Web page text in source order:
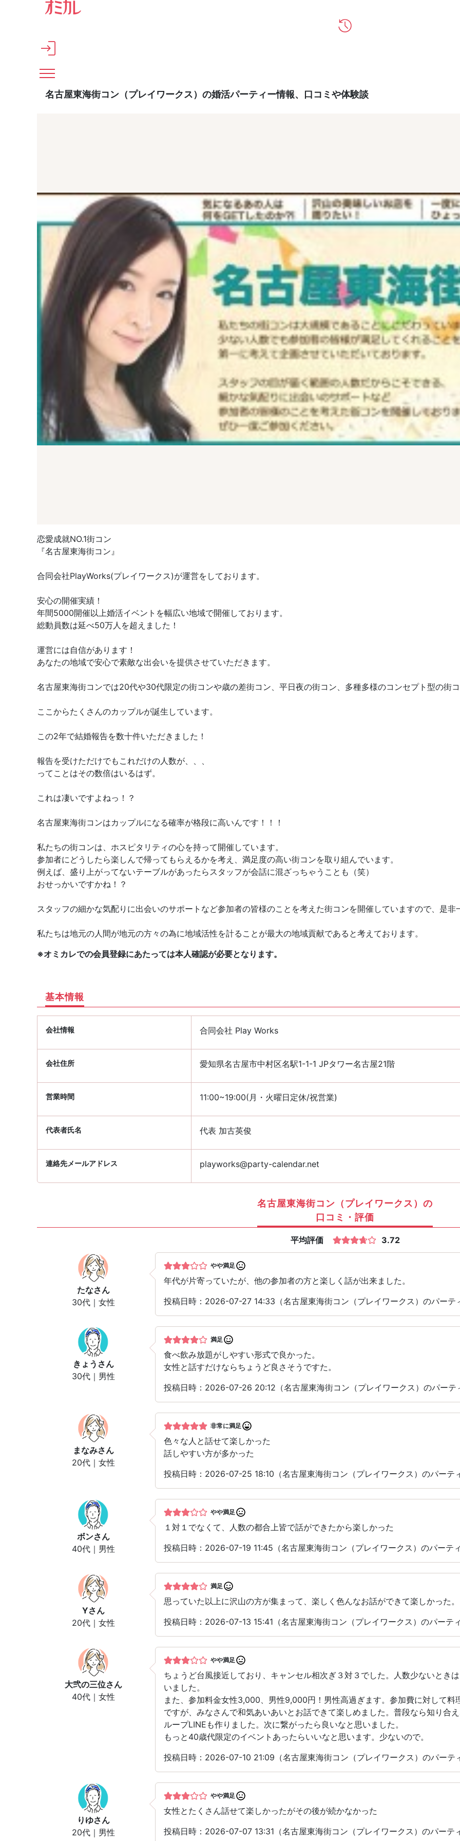
メインコンテンツへスキップ
名古屋東海街コン（プレイワークス）の婚活パーティー情報、口コミや体験談
恋愛成就NO.1街コン
『名古屋東海街コン』
合同会社PlayWorks(プレイワークス)が運営をしております。
安心の開催実績！
年間5000開催以上婚活イベントを幅広い地域で開催しております。
総動員数は延べ50万人を超えました！
運営には自信があります！
あなたの地域で安心で素敵な出会いを提供させていただきます。
名古屋東海街コンでは20代や30代限定の街コンや歳の差街コン、平日夜の街コン、多種多様のコンセプト型の街
ここからたくさんのカップルが誕生しています。
この2年で結婚報告を数十件いただきました！
報告を受けただけでもこれだけの人数が、、、
ってことはその数倍はいるはず。
これは凄いですよねっ！？
名古屋東海街コンはカップルになる確率が格段に高いんです！！！
私たちの街コンは、ホスピタリティの心を持って開催しています。
参加者にどうしたら楽しんで帰ってもらえるかを考え、満足度の高い街コンを取り組んでいます。
例えば、盛り上がってないテーブルがあったらスタッフが会話に混ざっちゃうことも（笑）
おせっかいですかね！？
スタッフの細かな気配りに出会いのサポートなど参加者の皆様のことを考えた街コンを開催していますので、是非
私たちは地元の人間が地元の方々の為に地域活性を計ることが最大の地域貢献であると考えております。
※オミカレでの会員登録にあたっては本人確認が必要となります。
基本情報
会社情報 合同会社 Play Works
会社住所 愛知県名古屋市中村区名駅1-1-1 JPタワー名古屋21階
営業時間 11:00~19:00(月・火曜日定休/祝営業)
代表者氏名 代表 加古英俊
連絡先メールアドレス playworks@party-calendar.net
名古屋東海街コン（プレイワークス）の
口コミ・評価
平均評価 3.72
たなさん
30代｜女性
やや満足
年代が片寄っていたが、他の参加者の方と楽しく話が出来ました。
投稿日時：2026-07-27 14:33（名古屋東海街コン（プレイワークス）のパーテ
きょう さん
30代｜男性
満足
食べ飲み放題がしやすい形式で良かった。
女性と話すだけならちょうど良さそうですた。
投稿日時：2026-07-26 20:12（名古屋東海街コン（プレイワークス）のパーテ
まなみさん
20代｜女性
非常に満足
色々な人と話せて楽しかった
話しやすい方が多かった
投稿日時：2026-07-25 18:10（名古屋東海街コン（プレイワークス）のパーテ
ボンさん
40代｜男性
やや満足
１対１でなくて、人数の都合上皆で話ができたから楽しかった
投稿日時：2026-07-19 11:45（名古屋東海街コン（プレイワークス）のパーティ
Yさん
20代｜女性
満足
思っていた以上に沢山の方が集まって、楽しく色んなお話ができて楽しかった。
投稿日時：2026-07-13 15:41（名古屋東海街コン（プレイワークス）のパーティ
大弐の三位さん
40代｜女性
やや満足
ちょうど台風接近しており、キャンセル相次ぎ３対３でした。人数少ないとき
いました。
また、参加料金女性3,000、男性9,000円！男性高過ぎます。参加費に対して料
ですが、みなさんで和気あいあいとお話できて楽しめました。普段なら知り合
ループLINEも作りました。次に繋がったら良いなと思いました。
もっと40歳代限定のイベントあったらいいなと思います。少ないので。
投稿日時：2026-07-10 21:09（名古屋東海街コン（プレイワークス）のパーテ
りゆさん
20代｜男性
やや満足
女性とたくさん話せて楽しかったがその後が続かなかった
投稿日時：2026-07-07 13:31（名古屋東海街コン（プレイワークス）のパーテ